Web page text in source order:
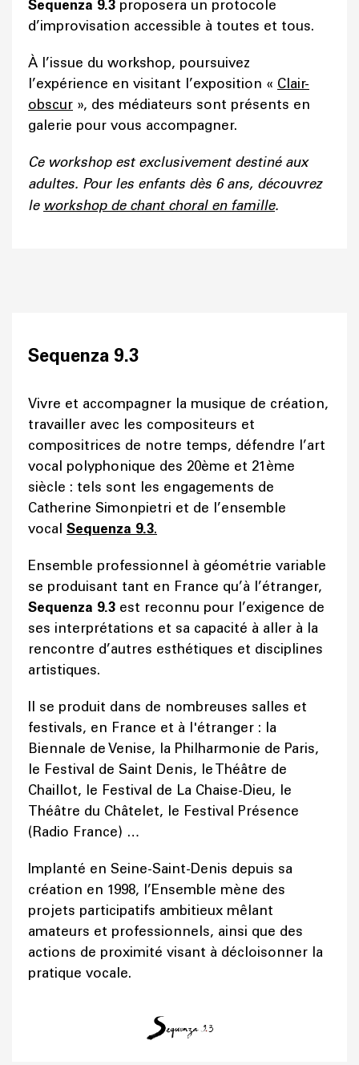
Sequenza 9.3 proposera un protocole
d’improvisation accessible à toutes et tous.
À l’issue du workshop, poursuivez
l’expérience en visitant l’exposition « Clair-
obscur », des médiateurs sont présents en
galerie pour vous accompagner.
Ce workshop est exclusivement destiné aux
adultes. Pour les enfants dès 6 ans, découvrez
le workshop de chant choral en famille.
Sequenza 9.3
Vivre et accompagner la musique de création,
travailler avec les compositeurs et
compositrices de notre temps, défendre l’art
vocal polyphonique des 20ème et 21ème
siècle : tels sont les engagements de
Catherine Simonpietri et de l’ensemble
vocal Sequenza 9.3.
Ensemble professionnel à géométrie variable
se produisant tant en France qu’à l’étranger,
Sequenza 9.3 est reconnu pour l’exigence de
ses interprétations et sa capacité à aller à la
rencontre d’autres esthétiques et disciplines
artistiques.
Il se produit dans de nombreuses salles et
festivals, en France et à l'étranger : la
Biennale de Venise, la Philharmonie de Paris,
le Festival de Saint Denis, le Théâtre de
Chaillot, le Festival de La Chaise-Dieu, le
Théâtre du Châtelet, le Festival Présence
(Radio France) …
Implanté en Seine-Saint-Denis depuis sa
création en 1998, l’Ensemble mène des
projets participatifs ambitieux mêlant
amateurs et professionnels, ainsi que des
actions de proximité visant à décloisonner la
pratique vocale.